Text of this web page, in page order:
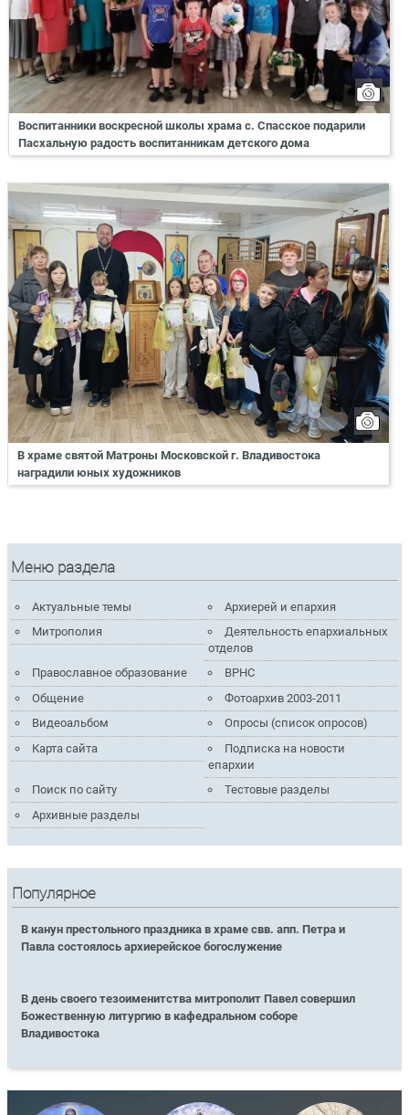
Воспитанники воскресной школы храма с. Спасское подарили
Пасхальную радость воспитанникам детского дома
В храме святой Матроны Московской г. Владивостока
наградили юных художников
Меню раздела
Актуальные темы
Архиерей и епархия
Митрополия
Деятельность епархиальных
отделов
Православное образование
ВРНС
Общение
Фотоархив 2003-2011
Видеоальбом
Опросы (список опросов)
Карта сайта
Подписка на новости
епархии
Поиск по сайту
Тестовые разделы
Архивные разделы
Популярное
В канун престольного праздника в храме свв. апп. Петра и
Павла состоялось архиерейское богослужение
В день своего тезоименитства митрополит Павел совершил
Божественную литургию в кафедральном соборе
Владивостока